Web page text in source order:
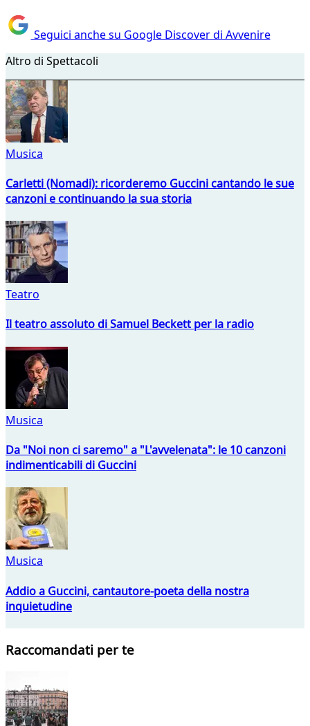
Seguici anche su Google Discover di Avvenire
Altro di Spettacoli
Musica
Carletti (Nomadi): ricorderemo Guccini cantando le sue
canzoni e continuando la sua storia
Teatro
Il teatro assoluto di Samuel Beckett per la radio
Musica
Da "Noi non ci saremo" a "L'avvelenata": le 10 canzoni
indimenticabili di Guccini
Musica
Addio a Guccini, cantautore-poeta della nostra
inquietudine
Raccomandati per te